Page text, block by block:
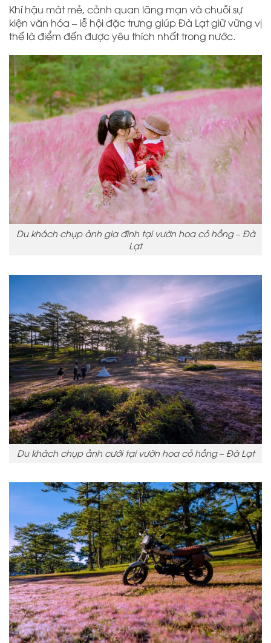
Khí hậu mát mẻ, cảnh quan lãng mạn và chuỗi sự
kiện văn hóa – lễ hội đặc trưng giúp Đà Lạt giữ vững vị
thế là điểm đến được yêu thích nhất trong nước.
Du khách chụp ảnh gia đình tại vườn hoa cỏ hồng – Đà
Lạt
Du khách chụp ảnh cưới tại vườn hoa cỏ hồng – Đà Lạt